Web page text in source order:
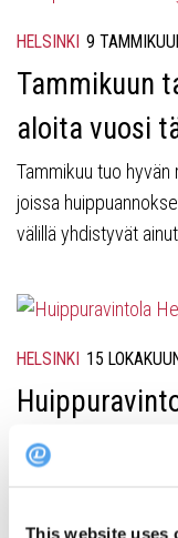
This website uses
HELSINKI 9
Tammikuun
aloita vuosi
Tammikuu tuo hyvän
joissa
välillä yhdistyvät
HELSINKI 15
tässä